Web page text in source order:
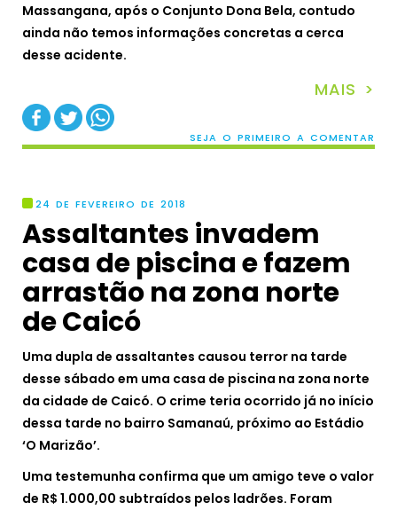
Massangana, após o Conjunto Dona Bela, contudo
ainda não temos informações concretas a cerca
desse acidente.
MAIS >
SEJA O PRIMEIRO A COMENTAR
24 DE FEVEREIRO DE 2018
Assaltantes invadem
casa de piscina e fazem
arrastão na zona norte
de Caicó
Uma dupla de assaltantes causou terror na tarde
desse sábado em uma casa de piscina na zona norte
da cidade de Caicó. O crime teria ocorrido já no início
dessa tarde no bairro Samanaú, próximo ao Estádio
‘O Marizão’.
Uma testemunha confirma que um amigo teve o valor
de R$ 1.000,00 subtraídos pelos ladrões. Foram